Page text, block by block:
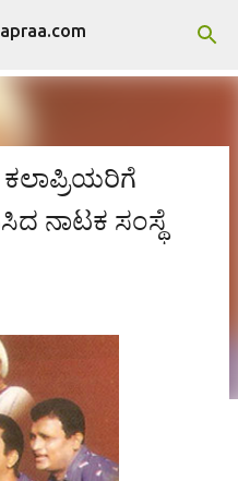
ಹೋಗಿ
ಕಲಾಪ್ರಿಯರಿಗೆ
ನಾಟಕ ಸಂಸ್ಥೆ